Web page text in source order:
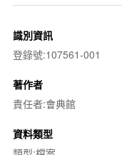
識別資訊
登錄號:107561-001
著作者
責任者:會典館
資料類型